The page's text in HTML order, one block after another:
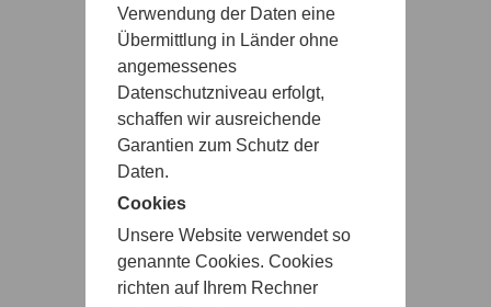
Verwendung der Daten eine
Übermittlung in Länder ohne
angemessenes
Datenschutzniveau erfolgt,
schaffen wir ausreichende
Garantien zum Schutz der
Daten.
Cookies
Unsere Website verwendet so
genannte Cookies. Cookies
richten auf Ihrem Rechner